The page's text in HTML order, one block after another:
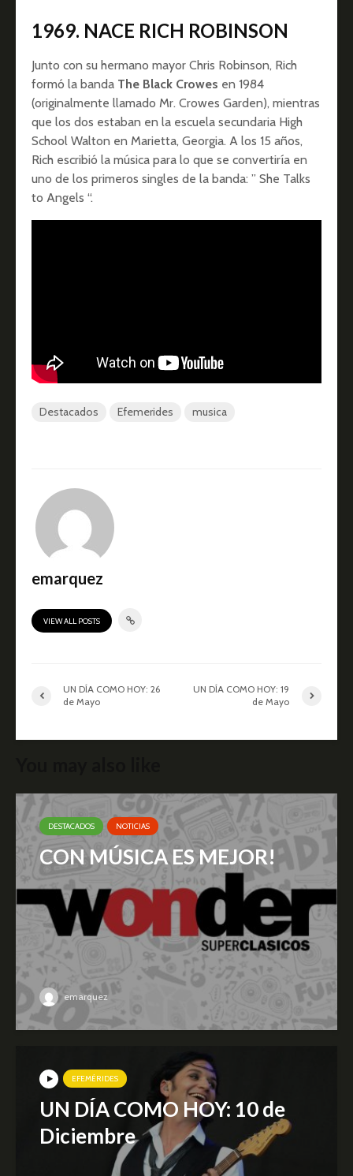
1969. NACE RICH ROBINSON
Junto con su hermano mayor Chris Robinson, Rich
formó la banda The Black Crowes en 1984
(originalmente llamado Mr. Crowes Garden), mientras
que los dos estaban en la escuela secundaria High
School Walton en Marietta, Georgia. A los 15 años,
Rich escribió la música para lo que se convertiría en
uno de los primeros singles de la banda: ” She Talks
to Angels “.
Destacados Efemerides musica
emarquez
VIEW ALL POSTS
UN DÍA COMO HOY: 26
de Mayo
UN DÍA COMO HOY: 19
de Mayo
DESTACADOS NOTICIAS
CON MÚSICA ES MEJOR!
emarquez
EFEMÉRIDES
UN DÍA COMO HOY: 10 de
Diciembre